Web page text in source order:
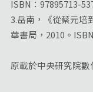
ISBN：97895713-
3.岳南，《從蔡元培
華書局，2010。
原載於中央研究院數